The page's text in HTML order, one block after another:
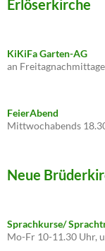
Erlöserkirche
KiKiFa Garten-AG
an
FeierAbend
Mittwochabends
Neue
Sprachkurse/
Mo-Fr 10-11.30 Uhr,